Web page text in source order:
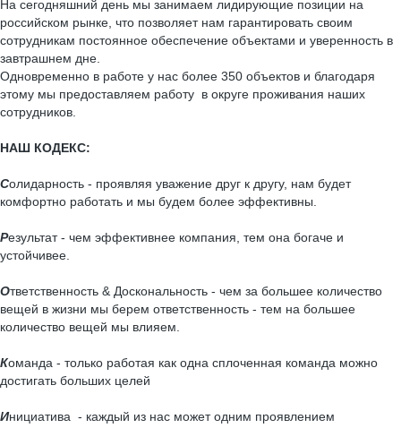
На сегодняшний день мы занимаем лидирующие позиции на
российском рынке, что позволяет нам гарантировать своим
сотрудникам постоянное обеспечение объектами и уверенность в
завтрашнем дне.
Одновременно в работе у нас более 350 объектов и благодаря
этому мы предоставляем работу в округе проживания наших
сотрудников.
НАШ КОДЕКС:
Солидарность - проявляя уважение друг к другу, нам будет
комфортно работать и мы будем более эффективны.
Результат - чем эффективнее компания, тем она богаче и
устойчивее.
Ответственность & Доскональность - чем за большее количество
вещей в жизни мы берем ответственность - тем на большее
количество вещей мы влияем.
Команда - только работая как одна сплоченная команда можно
достигать больших целей
Инициатива - каждый из нас может одним проявлением